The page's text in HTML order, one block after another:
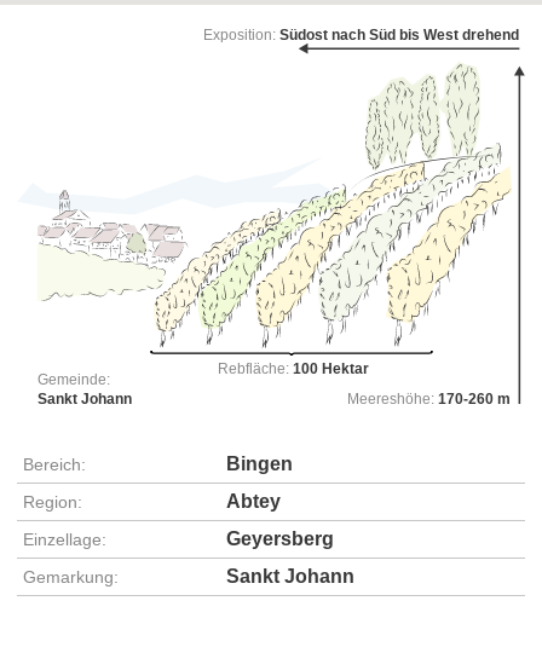
Rebfläche: 100 Hektar
Gemeinde:
Sankt Johann
Meereshöhe: 170-260 m
Exposition: Südost nach Süd bis West drehend
Bereich: Bingen
Region: Abtey
Einzellage: Geyersberg
Gemarkung: Sankt Johann